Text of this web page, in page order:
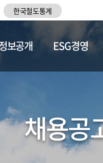
한국철도통계
보공개 ESG경영
채용공